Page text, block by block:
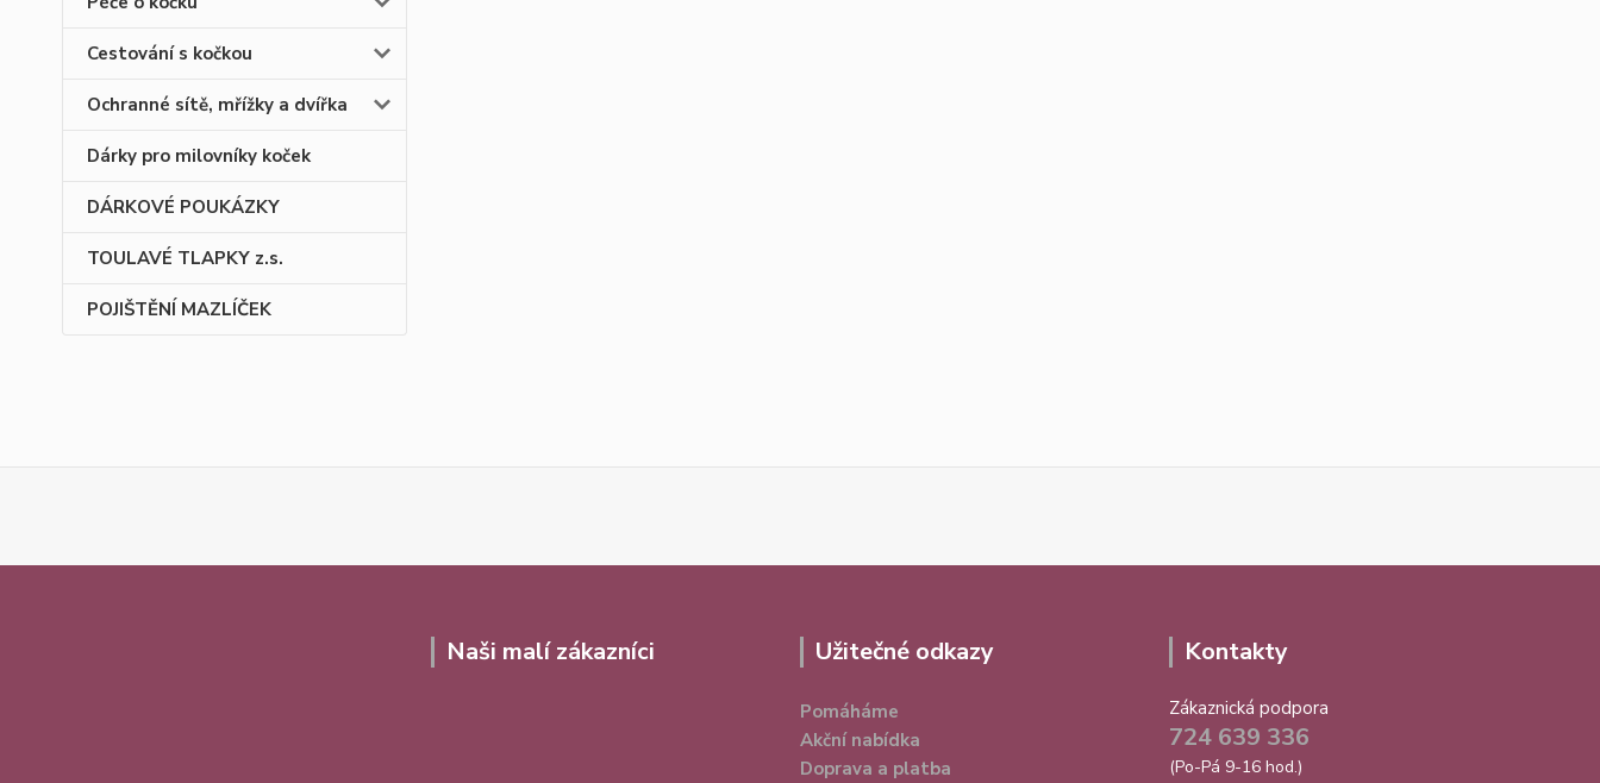
Cestování s kočkou
Ochranné sítě, mřížky a dvířka
Dárky pro milovníky koček
DÁRKOVÉ POUKÁZKY
TOULAVÉ TLAPKY z.s.
POJIŠTĚNÍ MAZLÍČEK
Naši malí zákazníci Užitečné odkazy
Pomáháme
Akční nabídka
Doprava a platba
Kontakty
Zákaznická podpora
724 639 336
(Po-Pá 9-16 hod.)